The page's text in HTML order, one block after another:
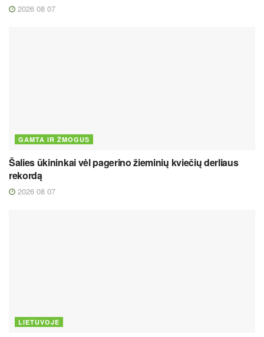
2026 08 07
GAMTA IR ŽMOGUS
Šalies ūkininkai vėl pagerino žieminių kviečių derliaus
rekordą
2026 08 07
LIETUVOJE